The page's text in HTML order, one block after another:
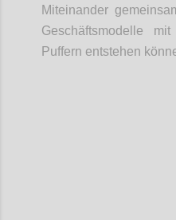
Miteinander
Geschäftsmodelle
Puffern entstehen